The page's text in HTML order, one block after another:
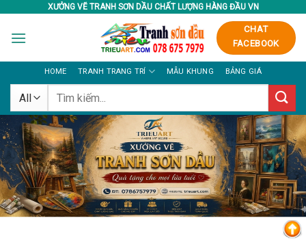
content
XƯỞNG VẼ TRANH SƠN DẦU CHẤT LƯỢNG HÀNG ĐẦU VN
CHAT
FACEBOOK
HOME TRANH TRANG TRÍ MẪU KHUNG BẢNG GIÁ
Tìm